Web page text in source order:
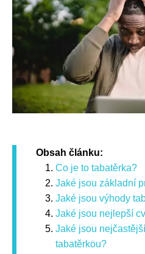
Obsah článku:
Co je to tabatěrka?
Jaké jsou základní
Jaké jsou výhody
Jaké jsou nejlepší
Jaké jsou
tabatěrkou?